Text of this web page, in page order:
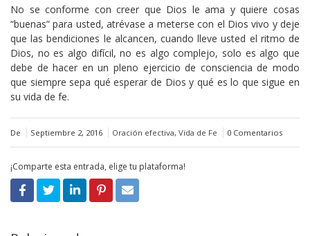
No se conforme con creer que Dios le ama y quiere cosas
“buenas” para usted, atrévase a meterse con el Dios vivo y deje
que las bendiciones le alcancen, cuando lleve usted el ritmo de
Dios, no es algo difícil, no es algo complejo, solo es algo que
debe de hacer en un pleno ejercicio de consciencia de modo
que siempre sepa qué esperar de Dios y qué es lo que sigue en
su vida de fe.
De Septiembre 2, 2016 Oración efectiva, Vida de Fe 0 Comentarios
¡Comparte esta entrada, elige tu plataforma!